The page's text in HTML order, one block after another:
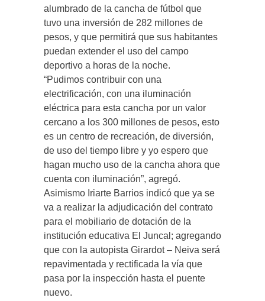
alumbrado de la cancha de fútbol que
tuvo una inversión de 282 millones de
pesos, y que permitirá que sus habitantes
puedan extender el uso del campo
deportivo a horas de la noche.
“Pudimos contribuir con una
electrificación, con una iluminación
eléctrica para esta cancha por un valor
cercano a los 300 millones de pesos, esto
es un centro de recreación, de diversión,
de uso del tiempo libre y yo espero que
hagan mucho uso de la cancha ahora que
cuenta con iluminación”, agregó.
Asimismo Iriarte Barrios indicó que ya se
va a realizar la adjudicación del contrato
para el mobiliario de dotación de la
institución educativa El Juncal; agregando
que con la autopista Girardot – Neiva será
repavimentada y rectificada la vía que
pasa por la inspección hasta el puente
nuevo.